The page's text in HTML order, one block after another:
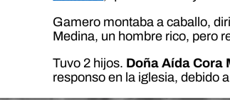
Gamero montaba a caballo,
Medina, un hombre rico, pero
Tuvo 2 hijos. Doña Aída Cora
responso en la iglesia, debido